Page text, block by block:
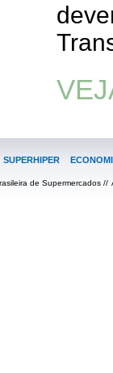
SUPERHIPER
de Supermercados //